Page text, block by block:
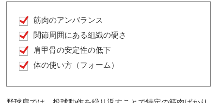
筋肉のアンバランス
関節周囲にある組織の硬さ
肩甲骨の安定性の低下
体の使い方（フォーム）